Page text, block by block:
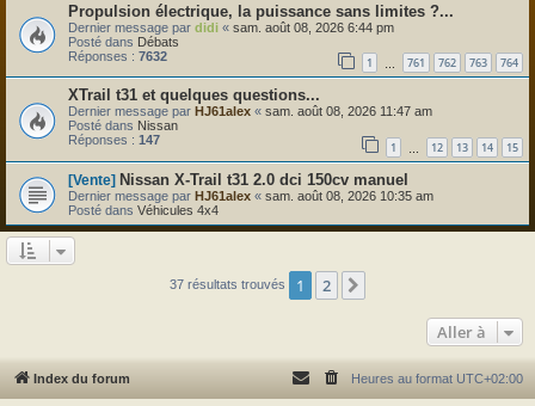
Propulsion électrique, la puissance sans limites ?...
Dernier message par didi « sam. août 08, 2026 6:44 pm
Posté dans Débats
Réponses : 7632 1 761 762 763 764
XTrail t31 et quelques questions...
Dernier message par HJ61alex « sam. août 08, 2026 11:47 am
Posté dans Nissan
Réponses : 147 1 12 13 14 15
[Vente] Nissan X-Trail t31 2.0 dci 150cv manuel
Dernier message par HJ61alex « sam. août 08, 2026 10:35 am
Posté dans Véhicules 4x4
37 résultats trouvés 1 2
Aller à
Index du forum Heures au format UTC+02:00